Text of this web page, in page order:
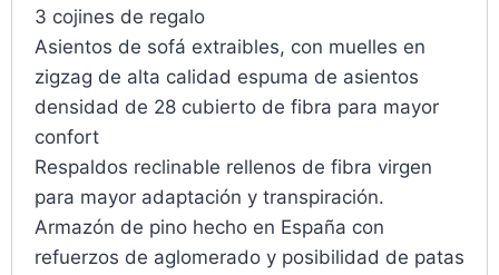
3 cojines de regalo
Asientos de sofá extraibles, con muelles en
zigzag de alta calidad espuma de asientos
densidad de 28 cubierto de fibra para mayor
confort
Respaldos reclinable rellenos de fibra virgen
para mayor adaptación y transpiración.
Armazón de pino hecho en España con
refuerzos de aglomerado y posibilidad de patas